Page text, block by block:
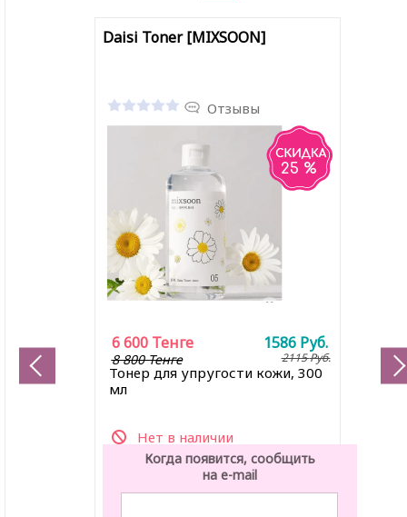
Daisi Toner [MIXSOON]
Отзывы
25 %
Тонер для упругости кожи, 300
мл
Нет в наличии
6 600 Тенге 1586 Руб.
8 800 Тенге 2115Руб.
Когда появится, сообщить
на e-mail